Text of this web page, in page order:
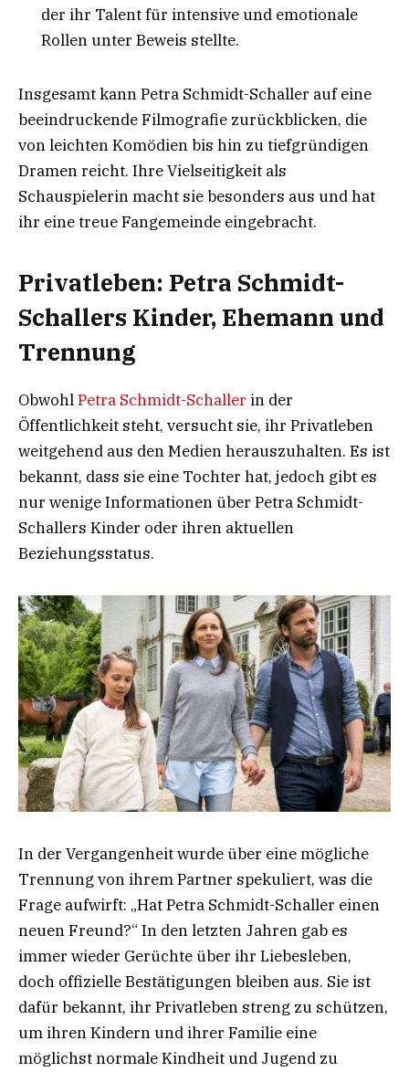
der ihr Talent für intensive und emotionale
Rollen unter Beweis stellte.
Insgesamt kann Petra Schmidt-Schaller auf eine
beeindruckende Filmografie zurückblicken, die
von leichten Komödien bis hin zu tiefgründigen
Dramen reicht. Ihre Vielseitigkeit als
Schauspielerin macht sie besonders aus und hat
ihr eine treue Fangemeinde eingebracht.
Privatleben: Petra Schmidt-
Schallers Kinder, Ehemann und
Trennung
ObwohlPetra Schmidt-Schaller in der
Öffentlichkeit steht, versucht sie, ihr Privatleben
weitgehend aus den Medien herauszuhalten. Es ist
bekannt, dass sie eine Tochter hat, jedoch gibt es
nur wenige Informationen über Petra Schmidt-
Schallers Kinder oder ihren aktuellen
Beziehungsstatus.
In der Vergangenheit wurde über eine mögliche
Trennung von ihrem Partner spekuliert, was die
Frage aufwirft: „Hat Petra Schmidt-Schaller einen
neuen Freund?“ In den letzten Jahren gab es
immer wieder Gerüchte über ihr Liebesleben,
doch offizielle Bestätigungen bleiben aus. Sie ist
dafür bekannt, ihr Privatleben streng zu schützen,
um ihren Kindern und ihrer Familie eine
möglichst normale Kindheit und Jugend zu